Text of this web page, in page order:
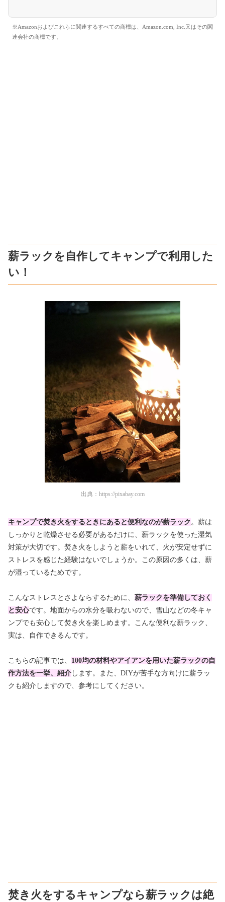
※Amazonおよびこれらに関連するすべての商標は、Amazon.com, Inc.又はその関
連会社の商標です。
薪ラックを自作してキャンプで利用した
い！
出典： https://pixabay.com
キャンプで焚き火をするときにあると便利なのが薪ラック 。薪は
しっかりと乾燥させる必要があるだけに、薪ラックを使った湿気
対策が大切です。焚き火をしようと薪をいれて、火が安定せずに
ストレスを感じた経験はないでしょうか。この原因の多くは、薪
が湿っているためです。
こんなストレスとさよならするために、 薪ラックを準備しておく
と安心です。地面からの水分を吸わないので、 雪山などの冬キャ
ンプでも安心して焚き火を楽しめます。こんな便利な薪ラック、
実は、自作できるんです。
こちらの記事では、 100均の材料やアイアンを用いた薪ラックの自
作方法を一挙、紹介 します。また、 DIYが苦手な方向けに薪ラッ
クも紹介 しますので、参考にしてください。
焚き火をするキャンプなら薪ラックは絶